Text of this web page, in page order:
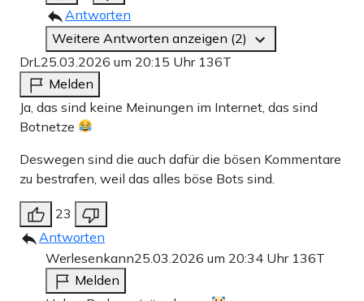
Antworten
Weitere Antworten anzeigen (2)
DrL 25.03.2026 um 20:15 Uhr 136T
Melden
Ja, das sind keine Meinungen im Internet, das sind
Botnetze
Deswegen sind die auch dafür die bösen Kommentare
zu bestrafen, weil das alles böse Bots sind.
23
Antworten
Werlesenkann25.03.2026 um 20:34 Uhr 136T
Melden